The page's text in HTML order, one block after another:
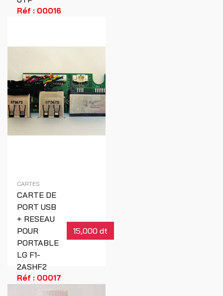
Réf : 00016
CARTES
CARTE DE
PORT USB
+ RESEAU
POUR
PORTABLE
LG F1-
2ASHF2
15,000 dt
Réf : 00017